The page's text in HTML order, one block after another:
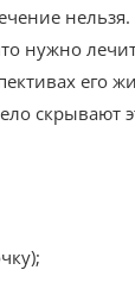
нужно
его
скрывают